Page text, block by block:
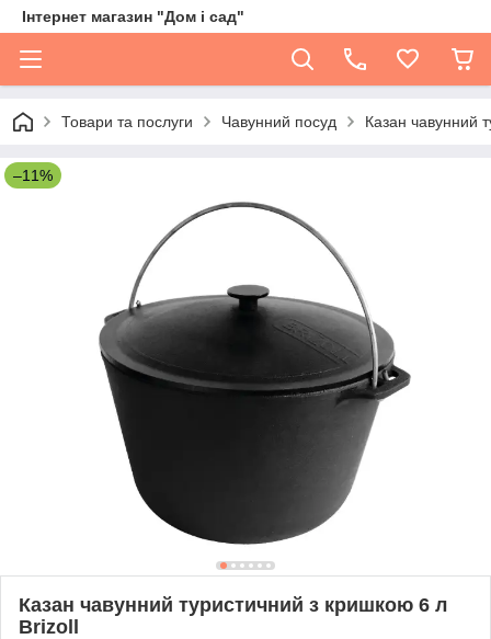
Інтернет магазин "Дом і сад"
Товари та послуги Чавунний посуд Казан чавунний
–11%
Казан чавунний туристичний з кришкою 6 л
Brizoll